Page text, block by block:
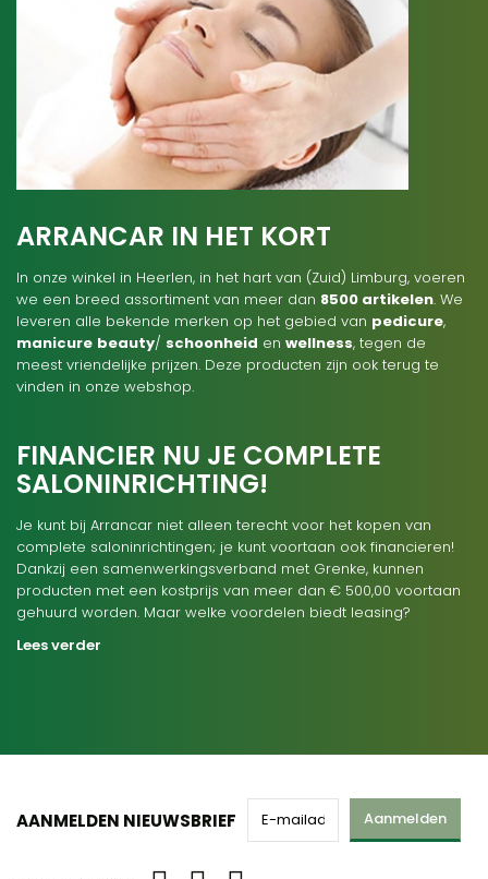
ARRANCAR IN HET KORT
In onze winkel in Heerlen, in het hart van (Zuid) Limburg, voeren
we een breed assortiment van meer dan 8500 artikelen. We
leveren alle bekende merken op het gebied van pedicure,
manicure beauty/ schoonheid en wellness, tegen de
meest vriendelijke prijzen. Deze producten zijn ook terug te
vinden in onze webshop.
FINANCIER NU JE COMPLETE
SALONINRICHTING!
Je kunt bij Arrancar niet alleen terecht voor het kopen van
complete saloninrichtingen; je kunt voortaan ook financieren!
Dankzij een samenwerkingsverband met Grenke, kunnen
producten met een kostprijs van meer dan € 500,00 voortaan
gehuurd worden. Maar welke voordelen biedt leasing?
Lees verder
AANMELDEN NIEUWSBRIEF Aanmelden